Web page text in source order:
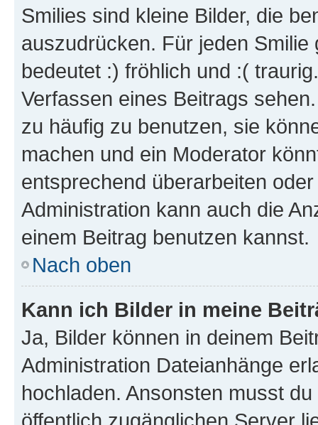
Smilies sind kleine Bilder, die
auszudrücken. Für jeden
bedeutet :) fröhlich und :(
Verfassen eines Beitrags
zu häufig zu benutzen, sie
machen und ein Moderator
entsprechend überarbeiten
Administration kann auch die
einem Beitrag benutzen kannst.
Nach oben
Kann ich Bilder in meine
Ja, Bilder können in deinem
Administration Dateianhänge
hochladen. Ansonsten musst